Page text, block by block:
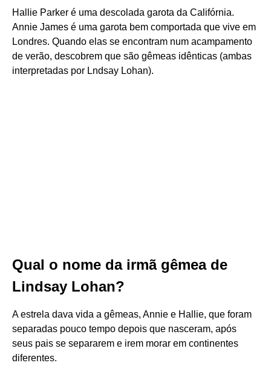
Hallie Parker é uma descolada garota da Califórnia.
Annie James é uma garota bem comportada que vive em
Londres. Quando elas se encontram num acampamento
de verão, descobrem que são gêmeas idênticas (ambas
interpretadas por Lndsay Lohan).
Qual o nome da irmã gêmea de
Lindsay Lohan?
A estrela dava vida a gêmeas, Annie e Hallie, que foram
separadas pouco tempo depois que nasceram, após
seus pais se separarem e irem morar em continentes
diferentes.